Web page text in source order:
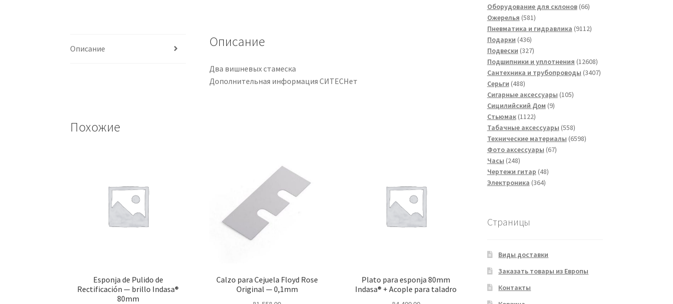
Описание Описание
Два вишневых стамеска
Дополнительная информация СИТЕСНет
Похожие
Esponja de Pulido de
Rectificación — brillo Indasa®
80mm
Calzo para Cejuela Floyd Rose
Original — 0,1mm
Plato para esponja 80mm
Indasa® + Acople para taladro
товара
Оборудование для склонов 6666
Ожерелья 581581
товар
Пневматика и гидравлика 91129112
Подарки 436436
товаров
Подвески 327327
товаров
Подшипники и уплотнения 1260812608
товаров
Сантехника и трубопроводы 34073407
Серьги 488488
товаров
Сигарные аксессуары 105105
Сицилийский Дом 99
Стьюмак 11221122
товара
Табачные аксессуары 558558
товаров
Технические материалы 65986598
Фото аксессуары 6767
Часы 248248
товаров
Чертежи гитар 4848
Электроника 364364
Страницы
Виды доставки
Заказать товары из Европы
Контакты